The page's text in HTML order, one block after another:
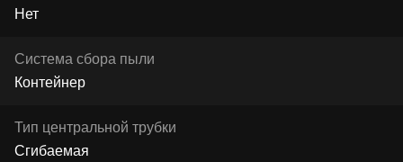
Нет
Система сбора пыли
Контейнер
Тип центральной трубки
Сгибаемая